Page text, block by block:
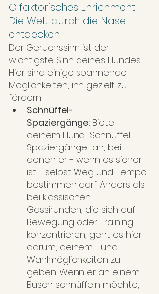
Olfaktorisches Enrichment:
Die Welt durch die Nase
entdecken
Der Geruchssinn ist der
wichtigste Sinn deines Hundes.
Hier sind einige spannende
Möglichkeiten, ihn gezielt zu
fördern:
Schnüffel-
Spaziergänge: Biete
deinem Hund "Schnüffel-
Spaziergänge" an, bei
denen er - wenn es sicher
ist - selbst Weg und Tempo
bestimmen darf. Anders als
bei klassischen
Gassirunden, die sich auf
Bewegung oder Training
konzentrieren, geht es hier
darum, deinem Hund
Wahlmöglichkeiten zu
geben. Wenn er an einem
Busch schnüffeln möchte,